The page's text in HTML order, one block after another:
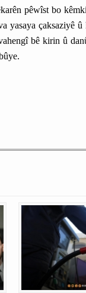
pêwîst bo
yasaya çaksaziyê
bê kirin û